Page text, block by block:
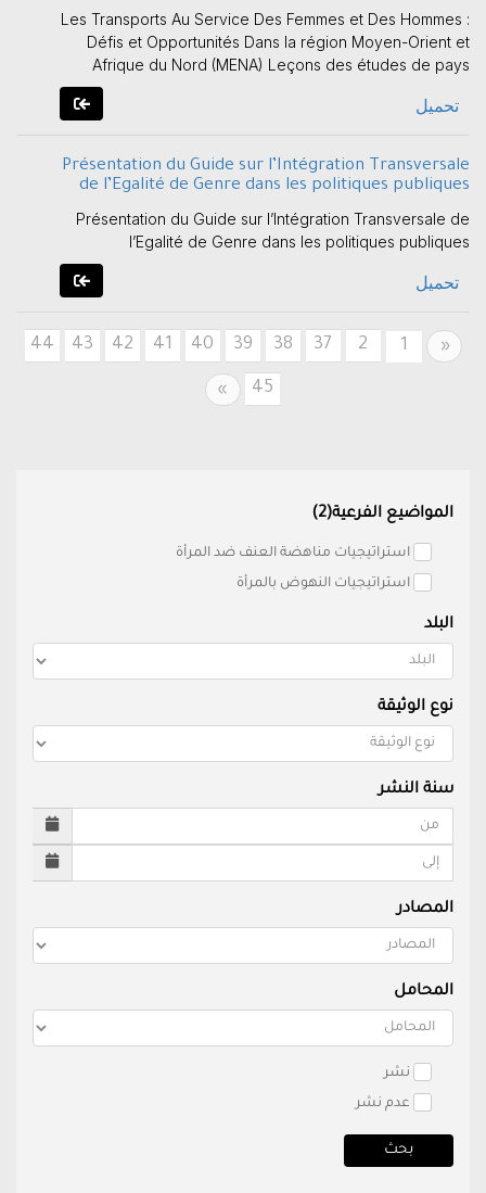
Les Transports Au Service Des Femmes et Des Hommes :
Défis et Opportunités Dans la région Moyen-Orient et
Afrique du Nord (MENA) Leçons des études de pays
تحميل
Présentation du Guide sur l’Intégration Transversale
de l’Egalité de Genre dans les politiques publiques
Présentation du Guide sur l’Intégration Transversale de
l’Egalité de Genre dans les politiques publiques
تحميل
«
Previous
1
2
37
38
39
40
41
42
43
44
45
»
Next
المواضيع الفرعية(2)
استراتيجيات مناهضة العنف ضد المرأة
استراتيجيات النهوض بالمرأة
البلد
نوع الوثيقة
سنة النشر
المصادر
المحامل
نشر
عدم نشر
بحث